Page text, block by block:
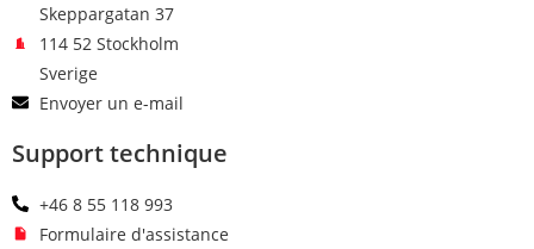
Skeppargatan 37
114 52 Stockholm
Sverige
Envoyer un e-mail
Support technique
+46 8 55 118 993
Formulaire d'assistance